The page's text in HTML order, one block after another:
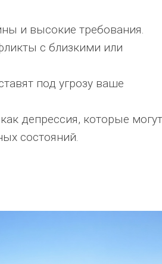
и высокие требования.
с близкими или
под угрозу ваше
депрессия, которые могут
состояний.